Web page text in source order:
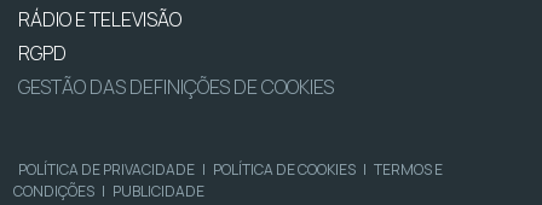
RÁDIO E TELEVISÃO
RGPD
GESTÃO DAS DEFINIÇÕES DE COOKIES
POLÍTICA DE PRIVACIDADE | POLÍTICA DE COOKIES | TERMOS E
CONDIÇÕES | PUBLICIDADE